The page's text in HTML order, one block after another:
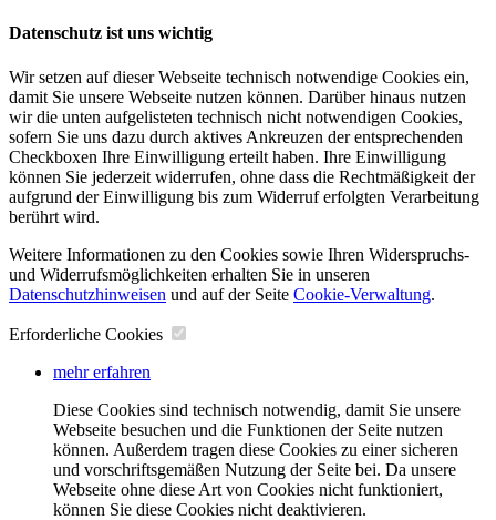
Datenschutz ist uns wichtig
Wir setzen auf dieser Webseite technisch notwendige Cookies ein,
damit Sie unsere Webseite nutzen können. Darüber hinaus nutzen
wir die unten aufgelisteten technisch nicht notwendigen Cookies,
sofern Sie uns dazu durch aktives Ankreuzen der entsprechenden
Checkboxen Ihre Einwilligung erteilt haben. Ihre Einwilligung
können Sie jederzeit widerrufen, ohne dass die Rechtmäßigkeit der
aufgrund der Einwilligung bis zum Widerruf erfolgten Verarbeitung
berührt wird.
Weitere Informationen zu den Cookies sowie Ihren Widerspruchs-
und Widerrufsmöglichkeiten erhalten Sie in unseren
Datenschutzhinweisen und auf der Seite Cookie-Verwaltung​.
Erforderliche Cookies
mehr erfahren
Diese Cookies sind technisch notwendig, damit Sie unsere
Webseite besuchen und die Funktionen der Seite nutzen
können. Außerdem tragen diese Cookies zu einer sicheren
und vorschriftsgemäßen Nutzung der Seite bei. Da unsere
Webseite ohne diese Art von Cookies nicht funktioniert,
können Sie diese Cookies nicht deaktivieren.